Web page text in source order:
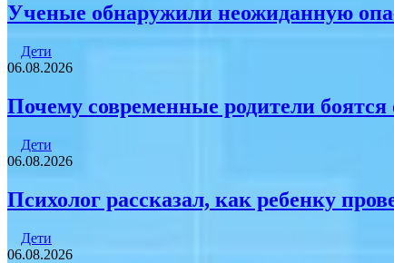
Ученые обнаружили неожиданную
Дети
06.08.2026
Почему современные родители боятся
Дети
06.08.2026
Психолог рассказал, как ребенку
Дети
06.08.2026